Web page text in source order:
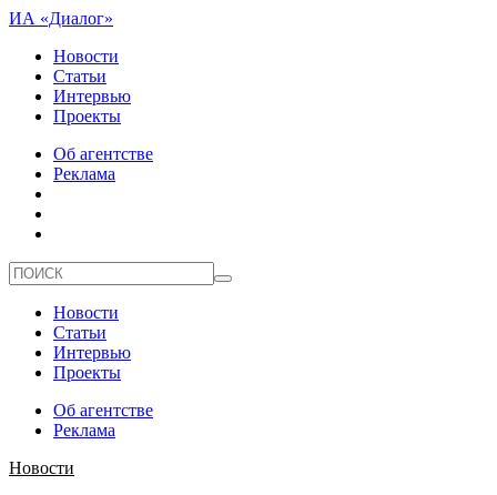
ИА «Диалог»
Новости
Статьи
Интервью
Проекты
Об агентстве
Реклама
Новости
Статьи
Интервью
Проекты
Об агентстве
Реклама
Новости